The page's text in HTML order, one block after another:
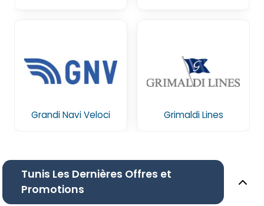
Grandi Navi Veloci Grimaldi Lines
Tunis Les Dernières Offres et
Promotions